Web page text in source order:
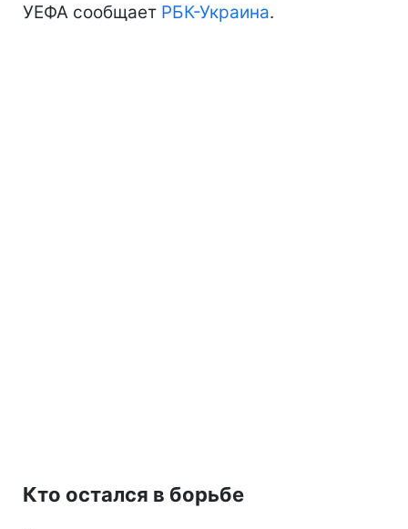
УЕФА сообщает РБК-Украина.
Кто остался в борьбе